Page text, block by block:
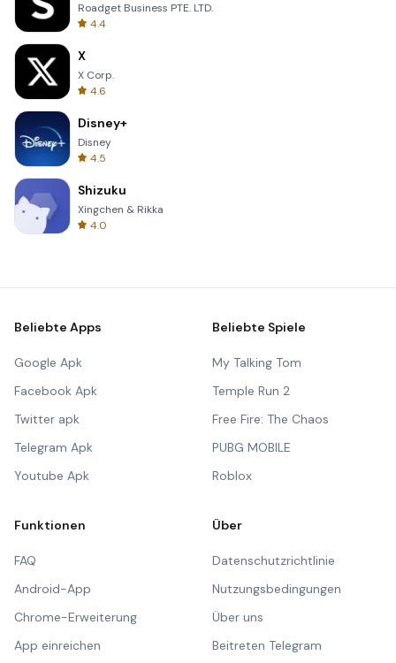
Roadget Business PTE. LTD.
4.4
X
X Corp.
4.6
Disney+
Disney
4.5
Shizuku
Xingchen & Rikka
4.0
Beliebte Apps
Google Apk
Facebook Apk
Twitter apk
Telegram Apk
Youtube Apk
Beliebte Spiele
My Talking Tom
Temple Run 2
Free Fire: The Chaos
PUBG MOBILE
Roblox
Funktionen
FAQ
Android-App
Chrome-Erweiterung
App einreichen
Über
Datenschutzrichtlinie
Nutzungsbedingungen
Über uns
Beitreten Telegram